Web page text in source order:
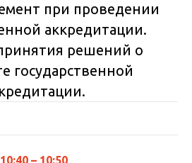
при проведении
аккредитации.
решений о
государственной
10:40 – 10:50